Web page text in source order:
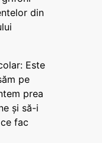
din
Este
pe
prea
și să-i
fac